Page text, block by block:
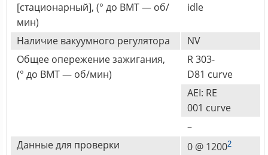
[стационарный], (° до ВМТ — об/
мин)
idle
Наличие вакуумного регулятора
NV
Общее опережение зажигания,
(° до ВМТ — об/мин)
R 303-
D81 curve
AEI: RE
001 curve
–
Данные для проверки
0 @ 12002